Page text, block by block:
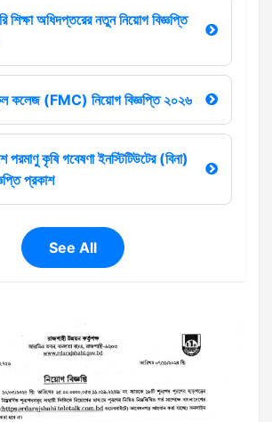
শিক্ষা অধিদপ্তরের নতুন নিয়োগ বিজ্ঞপ্তি
কলেজ (FMC) নিয়োগ বিজ্ঞপ্তি ২০২৬
পরমাণু কৃষি গবেষণা ইনস্টিটিউটের (বিনা)
প্রকাশ
See All